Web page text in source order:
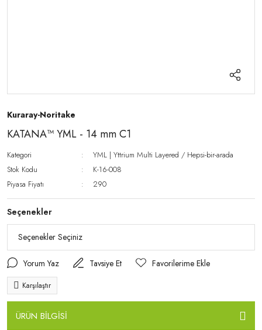
Kuraray-Noritake
KATANA™ YML - 14 mm C1
Kategori
YML | Yttrium Multi Layered / Hepsi-bir-arada
Stok Kodu
K-16-008
Piyasa Fiyatı
290
Seçenekler
Yorum Yaz Tavsiye Et
Karşılaştır
ÜRÜN BİLGİSİ